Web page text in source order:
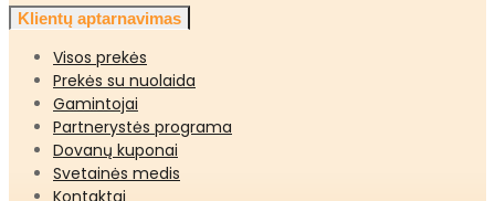
Klientų aptarnavimas
Visos prekės
Prekės su nuolaida
Gamintojai
Partnerystės programa
Dovanų kuponai
Svetainės medis
Kontaktai